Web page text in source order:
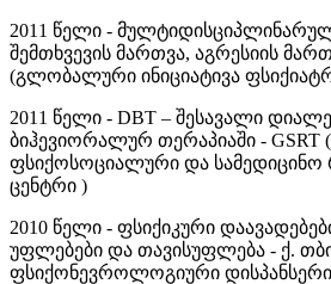
2011 წელი -
შემთხვევის მართვა, აგრესიის
(გლობალური ინიციატივა
2011 წელი - DBT – შესავალი
ბიჰევიორალურ თერაპიაში - GSRT
ფსიქოსოციალური და სამედიცინო
ცენტრი )
2010 წელი - ფსიქიკური
უფლებები და თავისუფლება - ქ.
ფსიქონევროლოგიური დისპანსერი